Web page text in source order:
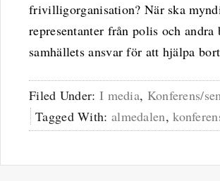
frivilligorganisation? När ska
representanter från polis och
samhällets ansvar för att hjälpa
Filed Under: I media, Konferens/
Tagged With: almedalen,